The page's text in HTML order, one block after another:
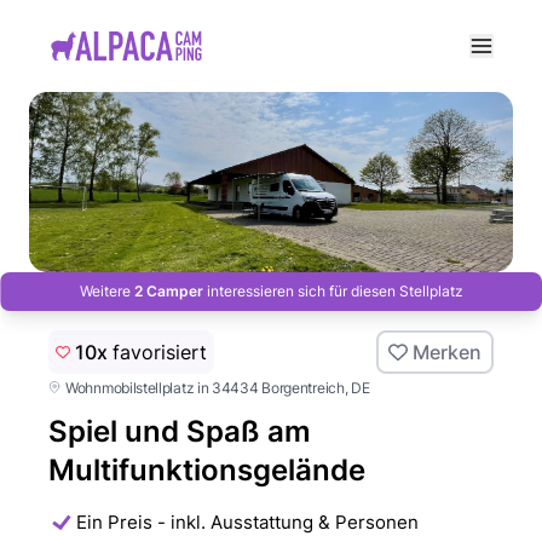
Weitere 2 Camper interessieren sich für diesen Stellplatz
Wohnmobilstellplatz in 34434 Borgentreich, DE
Spiel und Spaß am
Multifunktionsgelände
10x favorisiert Merken
Ein Preis - inkl. Ausstattung & Personen